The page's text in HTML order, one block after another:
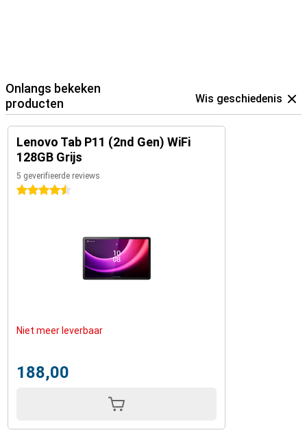
Onlangs bekeken
producten
Wis geschiedenis
Lenovo Tab P11 (2nd Gen) WiFi
128GB Grijs
5 geverifieerde reviews
4.5 sterren
Niet meer leverbaar
188,00